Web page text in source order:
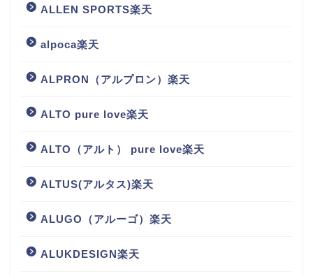
ALLEN SPORTS楽天
alpoca楽天
ALPRON（アルプロン）楽天
ALTO pure love楽天
ALTO（アルト） pure love楽天
ALTUS(アルタス)楽天
ALUGO（アルーゴ）楽天
ALUKDESIGN楽天